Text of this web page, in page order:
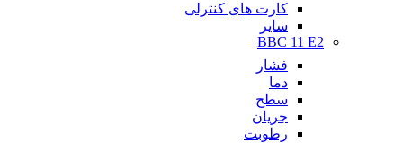
کارت های کنترلی
سایر
BBC 11 E2
فشار
دما
سطح
جریان
رطوبت